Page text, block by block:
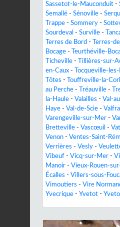
Sassetot-le-Mauconduit -
Semallé - Sénoville -
Trappe - Sommery -
Sourdeval - Surville -
Terres de Bord - Terres-
Bocage - Teurthéville-
Ticheville - Tillières-sur-
en-Caux - Tocqueville-
Tôtes - Touffreville-la-
au Perche - Tréauville -
la-Haule - Valailles - Val-
Haye - Val-de-Scie -
Varengeville-sur-Mer -
Bretteville - Vascœuil -
Venon - Ventes-Saint-
Verrières - Vesly -
Vibeuf - Vicq-sur-Mer -
Manoir - Vieux-Rouen-
Écalles - Villers-sous-
Vimoutiers - Vire
Yvecrique - Yvetot -